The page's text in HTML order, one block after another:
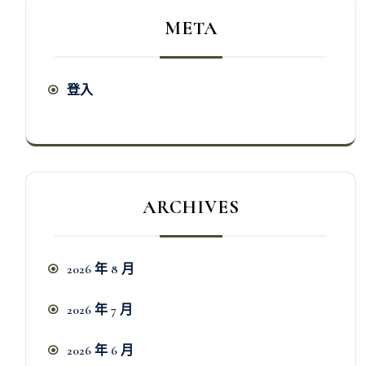
META
登入
ARCHIVES
2026 年 8 月
2026 年 7 月
2026 年 6 月